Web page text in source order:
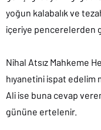
yoğun kalabalık ve
içeriye pencerelerden
Nihal Atsız Mahkeme
hıyanetini ispat edelim
Ali ise buna cevap
gününe ertelenir.